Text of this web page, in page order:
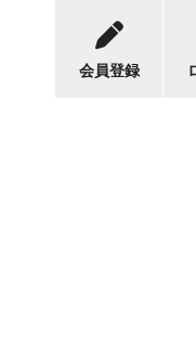
会員登録
8:30～17:30
中古ト